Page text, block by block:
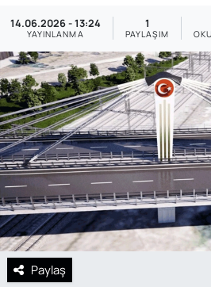
14.06.2026 - 13:24
YAYINLANMA
1
PAYLAŞIM
Paylaş